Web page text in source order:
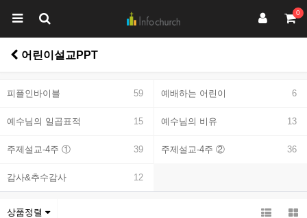
0
어린이설교PPT
피플인바이블 59 예배하는 어린이 6
예수님의 일곱표적 15 예수님의 비유 13
주제설교-4주 ① 39 주제설교-4주 ② 36
감사&추수감사 12
상품정렬